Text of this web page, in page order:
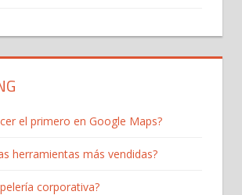
el primero en Google Maps?
herramientas más vendidas?
corporativa?